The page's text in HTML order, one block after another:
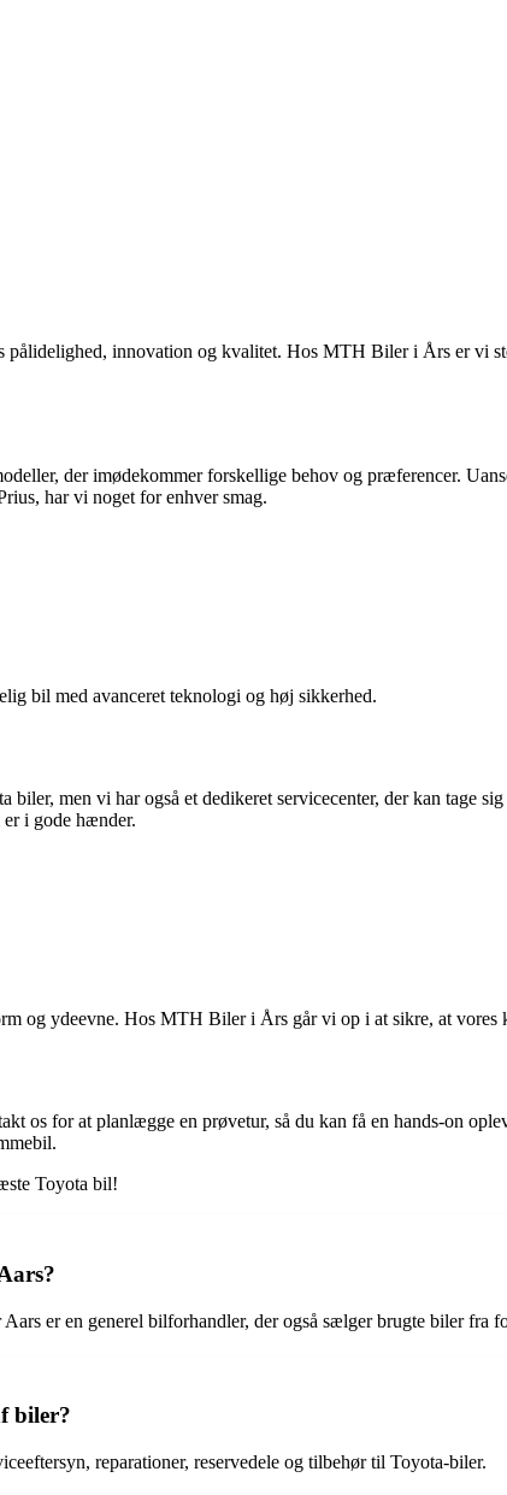
pålidelighed, innovation og kvalitet. Hos MTH Biler i Års er vi
der imødekommer forskellige behov og præferencer.
har vi noget for enhver smag.
bil med avanceret teknologi og høj sikkerhed.
men vi har også et dedikeret servicecenter, der kan tage
i gode hænder.
og ydeevne. Hos MTH Biler i Års går vi op i at sikre, at vores
os for at planlægge en prøvetur, så du kan få en hands-on
Toyota bil!
er en generel bilforhandler, der også sælger brugte biler fra
biler?
reparationer, reservedele og tilbehør til Toyota-biler.